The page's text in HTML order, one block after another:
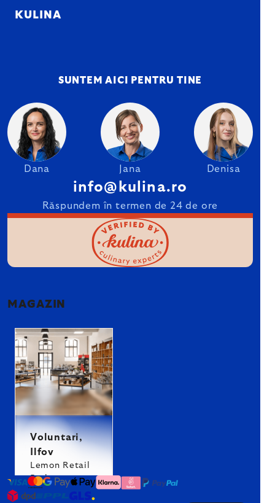
KULINA
SUNTEM AICI PENTRU TINE
Dana Jana Denisa
info@kulina.ro
Răspundem în termen de 24 de ore
MAGAZIN
Voluntari,
Ilfov
Lemon Retail
Park